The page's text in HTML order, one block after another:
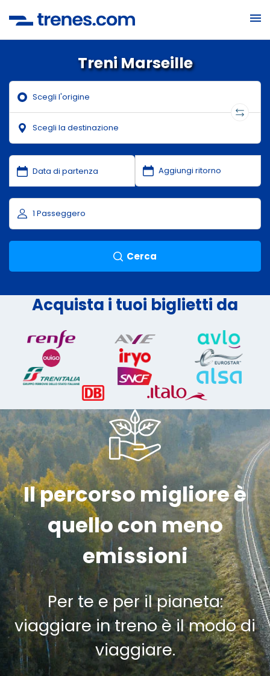
Treni Marseille
Cerca
Acquista i tuoi biglietti da
Il percorso migliore è
quello con meno
emissioni
Per te e per il pianeta:
viaggiare in treno è il modo di
viaggiare.